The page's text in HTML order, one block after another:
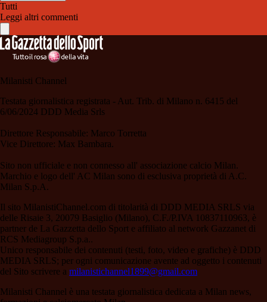
Tutti
Leggi altri commenti
Milanisti Channel
Testata giornalistica registrata - Aut. Trib. di Milano n. 6415 del
6/06/2024 DDD Media Srls
Direttore Responsabile: Marco Torretta
Vice Direttore: Max Bambara.
Sito non ufficiale e non connesso all' associazione calcio Milan.
Marchio e logo dell' AC Milan sono di esclusiva proprietà di A.C.
Milan S.p.A.
Il sito MilanistiChannel.com di titolarità di DDD MEDIA SRLS via
delle Risaie 3, 20079 Basiglio (Milano), C.F./P.IVA 10837110963, è
partner de La Gazzetta dello Sport e affiliato al network Gazzanet di
RCS Mediagroup S.p.a..
Unico responsabile dei contenuti (testi, foto, video e grafiche) è DDD
MEDIA SRLS; per ogni comunicazione avente ad oggetto i contenuti
del Sito scrivere a milanistichannel1899@gmail.com
Milanisti Channel è una testata giornalistica dedicata a Milan news,